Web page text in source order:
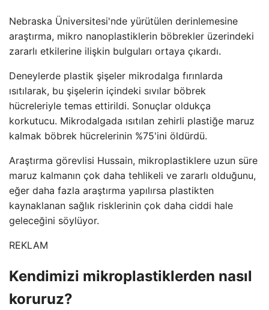
Nebraska Üniversitesi'nde yürütülen derinlemesine
araştırma, mikro nanoplastiklerin böbrekler üzerindeki
zararlı etkilerine ilişkin bulguları ortaya çıkardı.
Deneylerde plastik şişeler mikrodalga fırınlarda
ısıtılarak, bu şişelerin içindeki sıvılar böbrek
hücreleriyle temas ettirildi. Sonuçlar oldukça
korkutucu. Mikrodalgada ısıtılan zehirli plastiğe maruz
kalmak böbrek hücrelerinin %75'ini öldürdü.
Araştırma görevlisi Hussain, mikroplastiklere uzun süre
maruz kalmanın çok daha tehlikeli ve zararlı olduğunu,
eğer daha fazla araştırma yapılırsa plastikten
kaynaklanan sağlık risklerinin çok daha ciddi hale
geleceğini söylüyor.
REKLAM
Kendimizi mikroplastiklerden nasıl
koruruz?